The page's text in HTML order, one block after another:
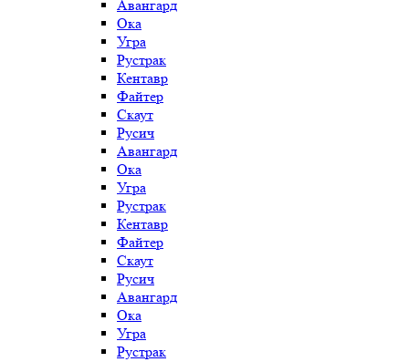
Авангард
Ока
Угра
Рустрак
Кентавр
Файтер
Скаут
Русич
Авангард
Ока
Угра
Рустрак
Кентавр
Файтер
Скаут
Русич
Авангард
Ока
Угра
Рустрак